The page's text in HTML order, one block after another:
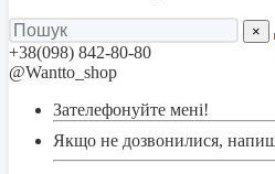
×
+38(098) 842-80-80
@Wantto_shop
Зателефонуйте мені!
Якщо не дозвонилися,